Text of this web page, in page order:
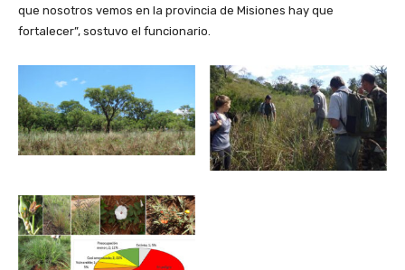
que nosotros vemos en la provincia de Misiones hay que
fortalecer”, sostuvo el funcionario.